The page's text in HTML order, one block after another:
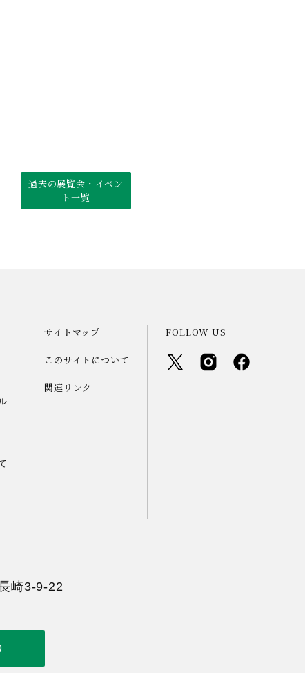
過去の展覧会・イベン
ト一覧
サイトマップ
このサイトについて
関連リンク
FOLLOW US
崎3-9-22